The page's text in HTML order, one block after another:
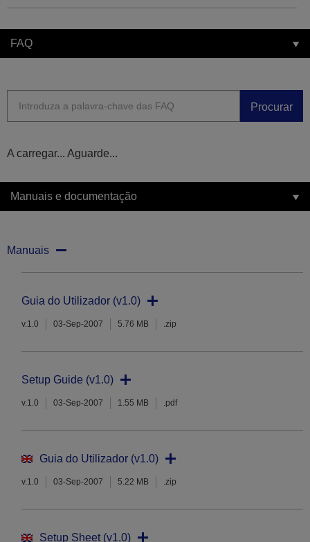
FAQ
Procurar
A carregar... Aguarde...
Manuais e documentação
Manuais
Guia do Utilizador (v1.0)
v.1.0 03-Sep-2007 5.76 MB .zip
Setup Guide (v1.0)
v.1.0 03-Sep-2007 1.55 MB .pdf
Guia do Utilizador (v1.0)
v.1.0 03-Sep-2007 5.22 MB .zip
Setup Sheet (v1.0)